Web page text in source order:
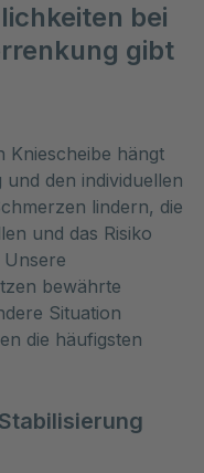
bei
gibt
Kniescheibe hängt
den individuellen
lindern, die
und das Risiko
bewährte
Situation
die häufigsten